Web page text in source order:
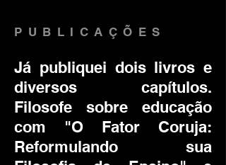
PUBLICAÇÕES
Já publiquei dois livros e
diversos capítulos.
Filosofe sobre educação
com "O Fator Coruja:
Reformulando sua